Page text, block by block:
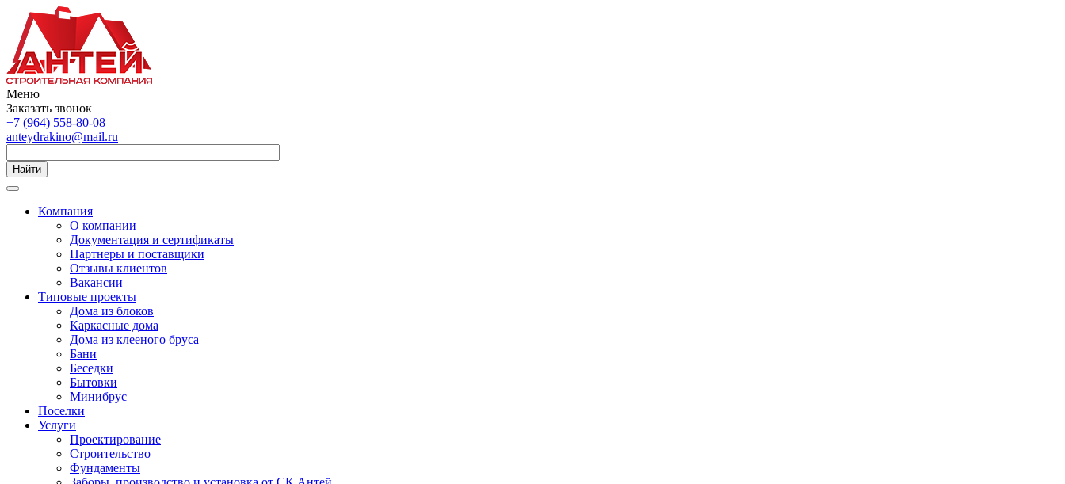
Меню
Заказать звонок
+7 (964) 558-80-08
anteydrakino@mail.ru
Найти
Компания
О компании
Документация и сертификаты
Партнеры и поставщики
Отзывы клиентов
Вакансии
Типовые проекты
Дома из блоков
Каркасные дома
Дома из клееного бруса
Бани
Беседки
Бытовки
Минибрус
Поселки
Услуги
Проектирование
Строительство
Фундаменты